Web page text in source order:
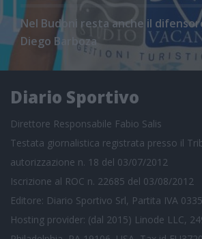
Nel Budoni resta anche il
Diego Barboza
Diario Sportivo
Direttore Responsabile Fabio Salis
Testata giornalistica registrata presso il
autorizzazione n. 18 del 03/07/2012
Iscrizione al ROC n. 22685 del 03/08/2012
Editore: Diario Sportivo Srl, Partita IVA
Hosting provider: (dal 2015) Linode LLC,